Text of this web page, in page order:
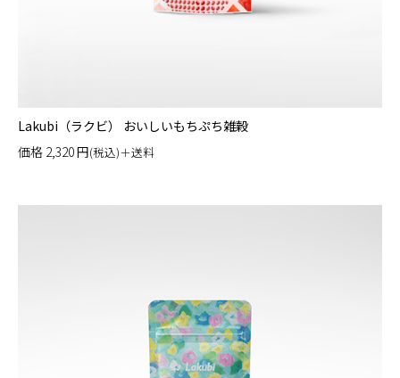
Lakubi（ラクビ） おいしいもちぷち雑穀
価格 2,320円(税込)＋送料